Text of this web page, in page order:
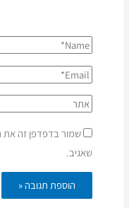
שמור בדפדפן זה את
שאגיב.